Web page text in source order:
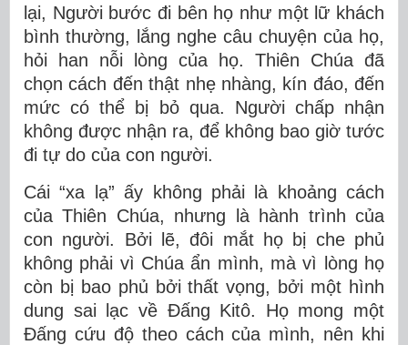
lại, Người bước đi bên họ như một lữ khách
bình thường, lắng nghe câu chuyện của họ,
hỏi han nỗi lòng của họ. Thiên Chúa đã
chọn cách đến thật nhẹ nhàng, kín đáo, đến
mức có thể bị bỏ qua. Người chấp nhận
không được nhận ra, để không bao giờ tước
đi tự do của con người.
Cái “xa lạ” ấy không phải là khoảng cách
của Thiên Chúa, nhưng là hành trình của
con người. Bởi lẽ, đôi mắt họ bị che phủ
không phải vì Chúa ẩn mình, mà vì lòng họ
còn bị bao phủ bởi thất vọng, bởi một hình
dung sai lạc về Đấng Kitô. Họ mong một
Đấng cứu độ theo cách của mình, nên khi